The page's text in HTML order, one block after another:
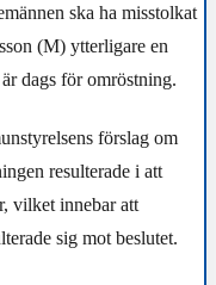
ska ha misstolkat
(M) ytterligare en
dags för omröstning.
förslag om
resulterade i att
vilket innebar att
sig mot beslutet.